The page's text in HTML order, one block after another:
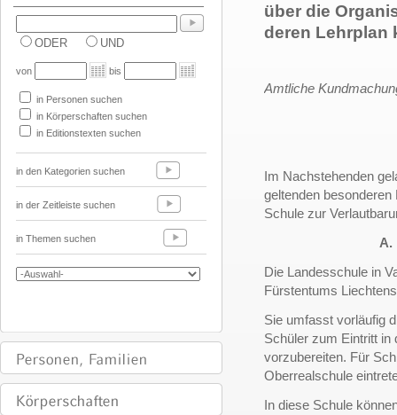
ODER UND
von bis
in Personen suchen
in Körperschaften suchen
in Editionstexten suchen
in den Kategorien suchen
in der Zeitleiste suchen
in Themen suchen
über die
deren Lehrplan
Amtliche
Im Nachstehenden
geltenden
Schule zur
A.
Die Landesschule in
Fürstentums
Sie umfasst vorläufig
Schüler zum Eintritt in
vorzubereiten. Für
Oberrealschule
In diese Schule